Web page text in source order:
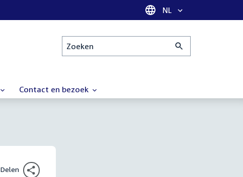
Taal selectie
NL
Zoeken
Contact en bezoek
Delen